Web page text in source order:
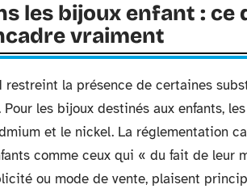
les bijoux enfant : ce
vraiment
restreint la présence de certaines
les bijoux destinés aux enfants,
et le nickel. La réglementation
comme ceux qui « du fait de leur
ou mode de vente, plaisent